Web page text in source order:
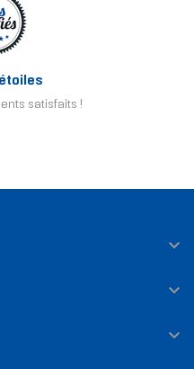
satisfaits !


